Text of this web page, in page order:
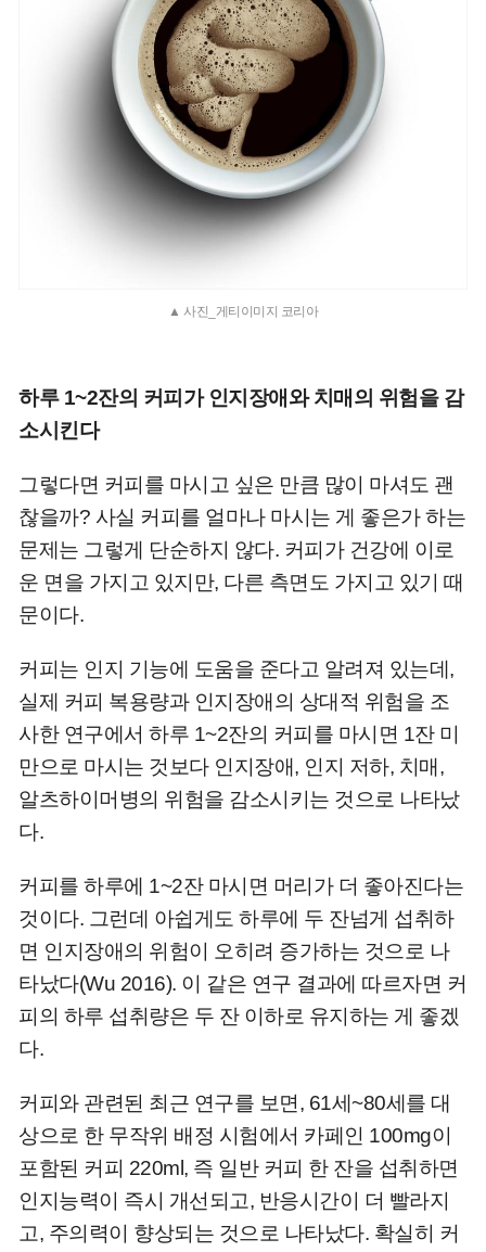
▲ 사진_게티이미지 코리아
하루 1~2잔의 커피가 인지장애와 치매의 위험을 감
소시킨다
그렇다면 커피를 마시고 싶은 만큼 많이 마셔도 괜
찮을까? 사실 커피를 얼마나 마시는 게 좋은가 하는
문제는 그렇게 단순하지 않다. 커피가 건강에 이로
운 면을 가지고 있지만, 다른 측면도 가지고 있기 때
문이다.
커피는 인지 기능에 도움을 준다고 알려져 있는데,
실제 커피 복용량과 인지장애의 상대적 위험을 조
사한 연구에서 하루 1~2잔의 커피를 마시면 1잔 미
만으로 마시는 것보다 인지장애, 인지 저하, 치매,
알츠하이머병의 위험을 감소시키는 것으로 나타났
다.
커피를 하루에 1~2잔 마시면 머리가 더 좋아진다는
것이다. 그런데 아쉽게도 하루에 두 잔넘게 섭취하
면 인지장애의 위험이 오히려 증가하는 것으로 나
타났다(Wu 2016). 이 같은 연구 결과에 따르자면 커
피의 하루 섭취량은 두 잔 이하로 유지하는 게 좋겠
다.
커피와 관련된 최근 연구를 보면, 61세~80세를 대
상으로 한 무작위 배정 시험에서 카페인 100mg이
포함된 커피 220ml, 즉 일반 커피 한 잔을 섭취하면
인지능력이 즉시 개선되고, 반응시간이 더 빨라지
고, 주의력이 향상되는 것으로 나타났다. 확실히 커